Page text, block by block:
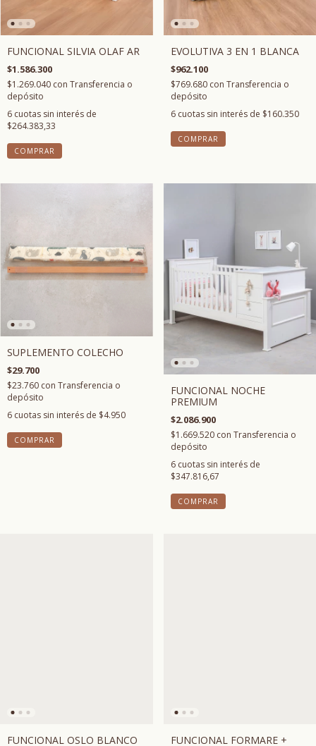
FUNCIONAL SILVIA OLAF AR
$1.586.300
$1.269.040 con Transferencia o
depósito
6 cuotas sin interés de
$264.383,33
COMPRAR
EVOLUTIVA 3 EN 1 BLANCA
$962.100
$769.680 con Transferencia o
depósito
6 cuotas sin interés de $160.350
COMPRAR
SUPLEMENTO COLECHO
$29.700
$23.760 con Transferencia o
depósito
6 cuotas sin interés de $4.950
COMPRAR
FUNCIONAL NOCHE
PREMIUM
$2.086.900
$1.669.520 con Transferencia o
depósito
6 cuotas sin interés de
$347.816,67
COMPRAR
FUNCIONAL OSLO BLANCO
FUNCIONAL FORMARE +